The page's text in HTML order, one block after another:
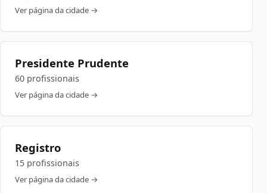
Ver página da cidade →
Presidente Prudente
60 profissionais
Ver página da cidade →
Registro
15 profissionais
Ver página da cidade →